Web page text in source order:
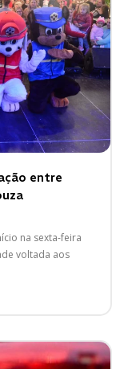
entre
na sexta-feira
voltada aos